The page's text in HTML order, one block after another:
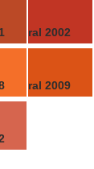
ral 2002
ral 2009